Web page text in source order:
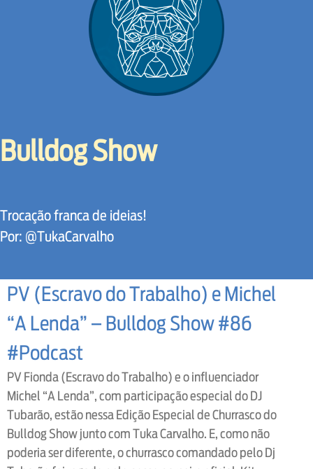
Bulldog Show
Trocação franca de ideias!
Por: @TukaCarvalho
PV (Escravo do Trabalho) e Michel
“A Lenda” – Bulldog Show #86
#Podcast
PV Fionda (Escravo do Trabalho) e o influenciador
Michel “A Lenda”, com participação especial do DJ
Tubarão, estão nessa Edição Especial de Churrasco do
Bulldog Show junto com Tuka Carvalho. E, como não
poderia ser diferente, o churrasco comandado pelo Dj